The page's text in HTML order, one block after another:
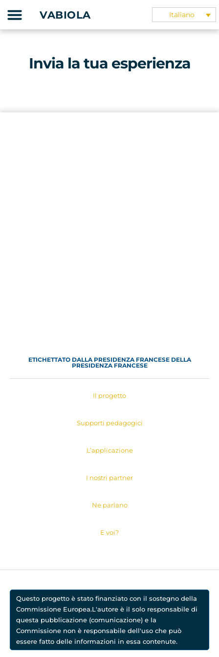
to
content
VABIOLA Italiano
Invia la tua esperienza
ETICHETTATO DALLA PRESIDENZA FRANCESE DELLA
PRESIDENZA FRANCESE
Il progetto
Supporti pedagogici
L’applicazione
I nostri partner
Ne parlano
E voi?
Questo progetto è stato finanziato con il sostegno della
Commissione Europea.L'autore è il solo responsabile di
questa pubblicazione (comunicazione) e la
Commissione non è responsabile dell'uso che può
essere fatto delle informazioni in essa contenute.